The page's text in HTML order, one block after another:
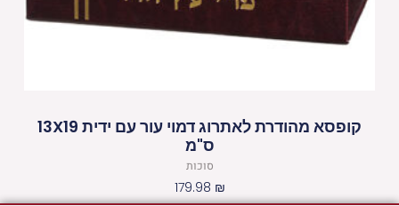
קופסא מהודרת לאתרוג דמוי עור עם ידית 13X19
ס"מ
סוכות
179.98 ₪